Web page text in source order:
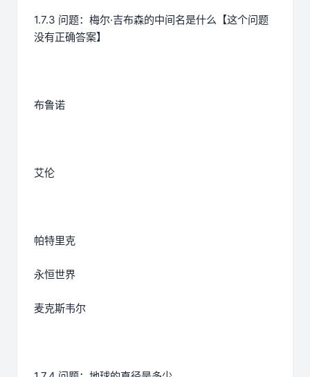
1.7.3 问题：梅尔·吉布森的中间名是什么【这个问题
没有正确答案】
布鲁诺
艾伦
帕特里克
永恒世界
麦克斯韦尔